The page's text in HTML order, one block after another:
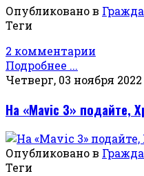
Опубликовано в
Теги
2 комментарии
Подробнее ...
Четверг, 03 ноября 2022
На «Mavic 3» подайте,
Опубликовано в
Теги